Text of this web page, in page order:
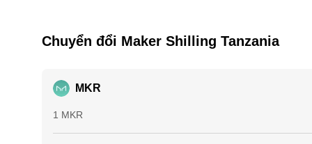
Chuyển đổi Maker Shilling Tanzania
MKR
1 MKR